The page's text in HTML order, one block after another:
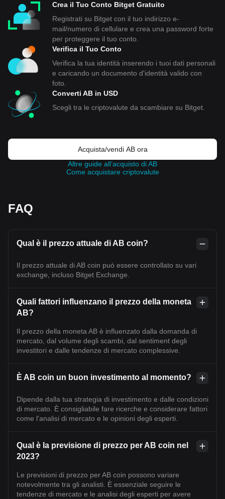
Crea il Tuo Conto Bitget Gratuito
Registrati su Bitget con il tuo indirizzo e-
mail/numero di cellulare e crea una password forte
per proteggere il tuo conto.
Verifica il Tuo Conto
Verifica la tua identità inserendo i tuoi dati personali
e caricando un documento d'identità valido con
foto.
Converti AB in USD
Scegli tra le criptovalute da scambiare su Bitget.
Acquista/vendi AB ora
Altre guide all’acquisto di AB
Come acquistare criptovalute
FAQ
Qual è il prezzo attuale di AB coin?
Il prezzo attuale di AB coin può essere controllato su vari
exchange, incluso Bitget Exchange.
Quali fattori influenzano il prezzo della moneta
AB?
Il prezzo della moneta AB è influenzato dalla domanda di
mercato, dal volume degli scambi, dal sentiment degli
investitori e dalle tendenze di mercato complessive.
È AB coin un buon investimento al momento?
Dipende dalla tua strategia di investimento e dalle condizioni
di mercato. È consigliabile fare ricerche e considerare fattori
come l'analisi di mercato e le opinioni degli esperti.
Qual è la previsione di prezzo per AB coin nel
2023?
Le previsioni di prezzo per AB coin possono variare
notevolmente tra gli analisti. È essenziale seguire le
tendenze di mercato e le analisi degli esperti per avere